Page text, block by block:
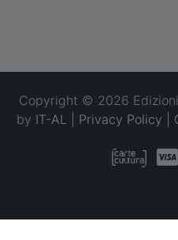
Copyright © 2026
by IT-AL Privacy Policy